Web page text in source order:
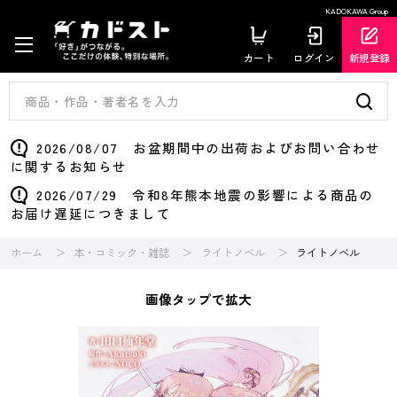
KADOKAWA Group
カート ログイン 新規登録
2026/08/07 お盆期間中の出荷およびお問い合わせ
に関するお知らせ
2026/07/29 令和8年熊本地震の影響による商品の
お届け遅延につきまして
ホーム 本・コミック・雑誌 ライトノベル ライトノベル
画像タップで拡大